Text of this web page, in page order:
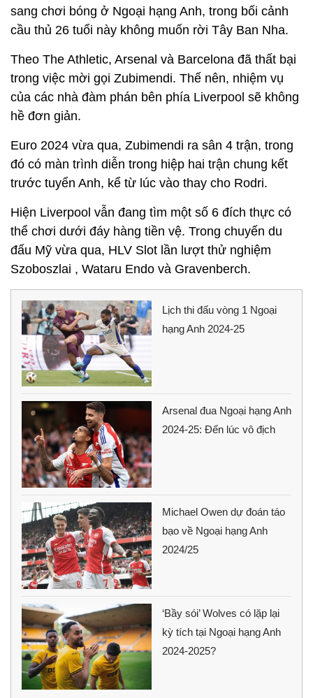
sang chơi bóng ở Ngoại hạng Anh, trong bối cảnh
cầu thủ 26 tuổi này không muốn rời Tây Ban Nha.
Theo The Athletic, Arsenal và Barcelona đã thất bại
trong việc mời gọi Zubimendi. Thế nên, nhiệm vụ
của các nhà đàm phán bên phía Liverpool sẽ không
hề đơn giản.
Euro 2024 vừa qua, Zubimendi ra sân 4 trận, trong
đó có màn trình diễn trong hiệp hai trận chung kết
trước tuyển Anh, kể từ lúc vào thay cho Rodri.
Hiện Liverpool vẫn đang tìm một số 6 đích thực có
thể chơi dưới đáy hàng tiền vệ. Trong chuyến du
đấu Mỹ vừa qua, HLV Slot lần lượt thử nghiệm
Szoboszlai , Wataru Endo và Gravenberch.
Lịch thi đấu vòng 1 Ngoại
hạng Anh 2024-25
Arsenal đua Ngoại hạng Anh
2024-25: Đến lúc vô địch
Michael Owen dự đoán táo
bạo về Ngoại hạng Anh
2024/25
‘Bầy sói’ Wolves có lặp lại
kỳ tích tại Ngoại hạng Anh
2024-2025?